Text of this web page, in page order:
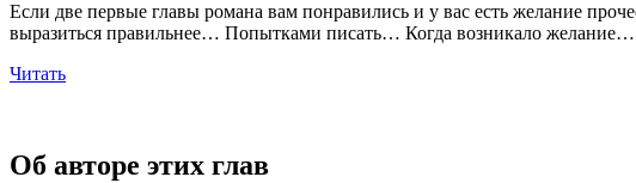
Если две первые главы романа вам понравились и у вас есть желание
выразиться правильнее… Попытками писать… Когда возникало желание…
Читать
Об авторе этих глав